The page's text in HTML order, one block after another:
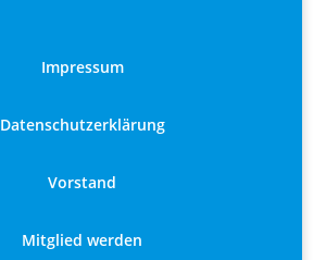
Impressum
Datenschutzerklärung
Vorstand
Mitglied werden